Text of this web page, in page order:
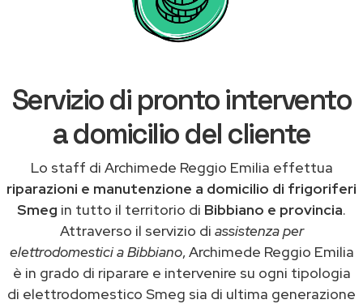
Servizio di pronto intervento
a domicilio del cliente
Lo staff di Archimede Reggio Emilia effettua
riparazioni e manutenzione a domicilio di frigoriferi
Smeg in tutto il territorio di Bibbiano e provincia.
Attraverso il servizio di assistenza per
elettrodomestici a Bibbiano, Archimede Reggio Emilia
è in grado di riparare e intervenire su ogni tipologia
di elettrodomestico Smeg sia di ultima generazione